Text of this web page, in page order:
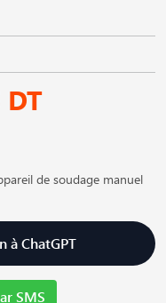
DT
de soudage manuel
à ChatGPT
SMS